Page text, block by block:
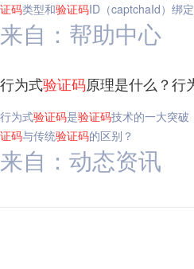
证码类型和验证码ID（captchaId）绑
来自：帮助中心
行为式验证码原理是什么？行
行为式验证码是验证码技术的一大突破
证码与传统验证码的区别？
来自：动态资讯